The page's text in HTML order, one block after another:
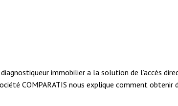
immobilier a la solution de l’accès
COMPARATIS nous explique comment obtenir